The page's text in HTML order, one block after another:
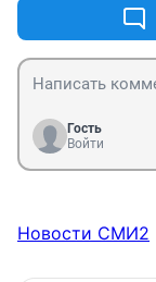
Гость
Войти
Новости СМИ2